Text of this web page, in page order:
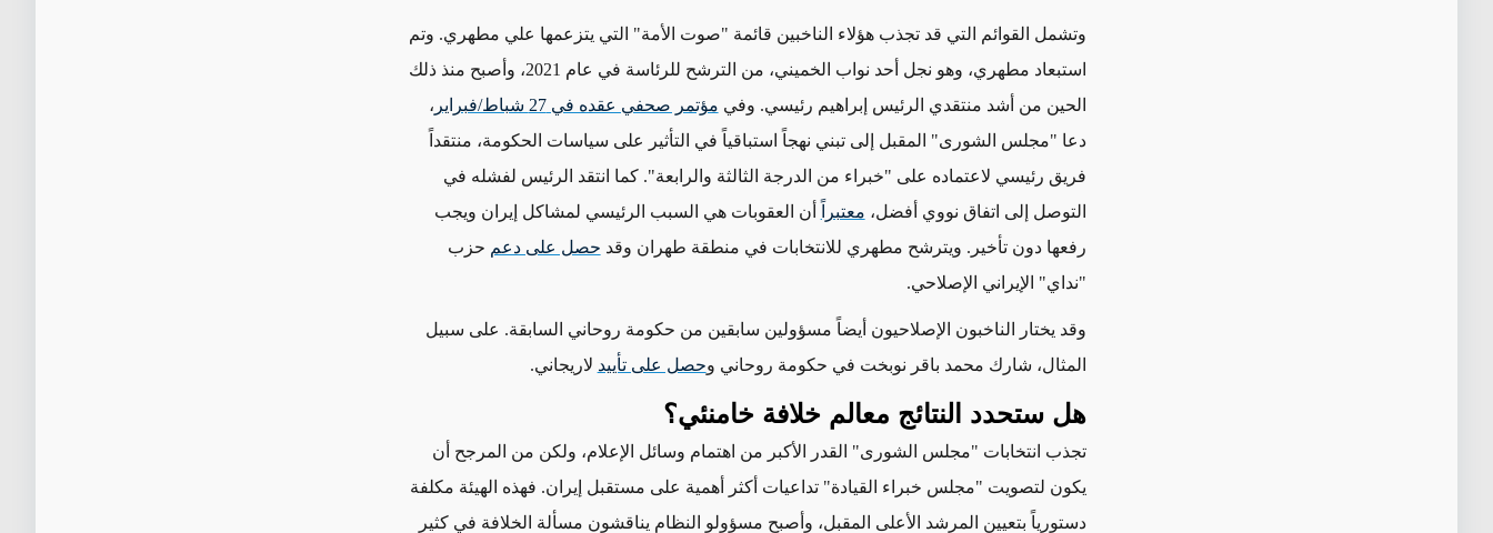
وتشمل القوائم التي قد تجذب هؤلاء الناخبين قائمة "صوت الأمة" التي يتزعمها علي مطهري. وتم
استبعاد مطهري، وهو نجل أحد نواب الخميني، من الترشح للرئاسة في عام 2021، وأصبح منذ ذلك
الحين من أشد منتقدي الرئيس إبراهيم رئيسي. وفي مؤتمر صحفي عقده في 27 شباط/فبراير
،
دعا "مجلس الشورى" المقبل إلى تبني نهجاً استباقياً في التأثير
على سياسات الحكومة، منتقداً
فريق رئيسي لاعتماده على "خبراء من الدرجة الثالثة والرابعة". كما انتقد الرئيس لفشله في
التوصل إلى اتفاق نووي أفضل، معتبراً
أن العقوبات هي السبب الرئيسي لمشاكل إيران ويجب
رفعها دون تأخير. ويترشح مطهري للانتخابات في منطقة طهران وقد حصل على دعم حزب
"نداي" الإيراني الإصلاحي.
وقد يختار الناخبون الإصلاحيون أيضاً مسؤولين سابقين من حكومة روحاني السابقة. على سبيل
المثال، شارك محمد باقر نوبخت في حكومة روحاني وحصل على تأييد لاريجاني.
هل ستحدد النتائج معالم خلافة خامنئي؟
تجذب انتخابات "مجلس الشورى" القدر الأكبر من اهتمام وسائل الإعلام، ولكن من المرجح أن
يكون لتصويت "مجلس خبراء القيادة" تداعيات أكثر أهمية على مستقبل إيران. فهذه الهيئة مكلفة
دستورياً بتعيين المرشد الأعلى المقبل، وأصبح مسؤولو النظام يناقشون مسألة الخلافة في كثير